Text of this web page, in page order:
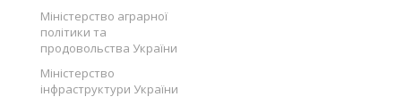
Міністерство аграрної
політики та
продовольства України
Міністерство
інфраструктури України